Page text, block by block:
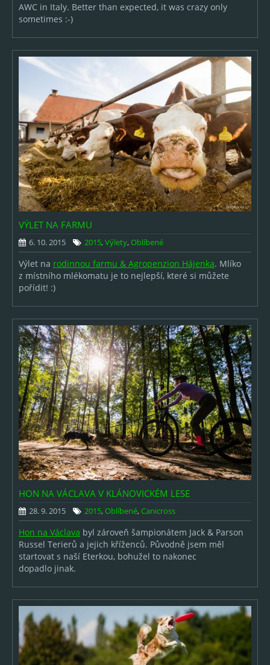
AWC in Italy. Better than expected, it was crazy only
sometimes :-)
VÝLET NA FARMU
6. 10. 2015 2015,Výlety,Oblíbené
Výlet na rodinnou farmu & Agropenzion Hájenka. Mlíko
z místního mlékomatu je to nejlepší, které si můžete
pořídit! :)
HON NA VÁCLAVA V KLÁNOVICKÉM LESE
28. 9. 2015 2015,Oblíbené,Canicross
Hon na Václava byl zároveň šampionátem Jack & Parson
Russel Terierů a jejich kříženců. Původně jsem měl
startovat s naší Eterkou, bohužel to nakonec
dopadlo jinak.